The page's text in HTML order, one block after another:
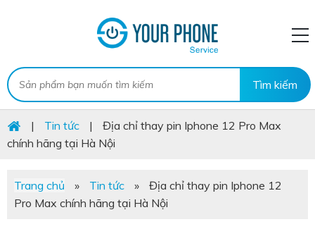
| Tin tức |
Địa chỉ thay pin Iphone 12 Pro Max
chính hãng tại Hà Nội
Trang chủ » Tin tức »
Địa chỉ thay pin Iphone 12
Pro Max chính hãng tại Hà Nội